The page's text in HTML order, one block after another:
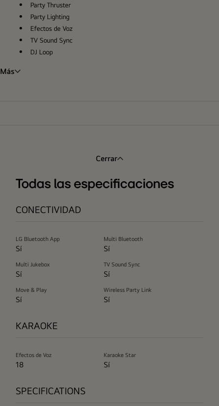
Party Thruster
Party Lighting
Efectos de Voz
TV Sound Sync
DJ Loop
Más
Cerrar
Todas las especificaciones
CONECTIVIDAD
LG Bluetooth App
Sí
Multi Bluetooth
Sí
Multi Jukebox
Sí
TV Sound Sync
Sí
Move & Play
Sí
Wireless Party Link
Sí
KARAOKE
Efectos de Voz
18
Karaoke Star
Sí
SPECIFICATIONS